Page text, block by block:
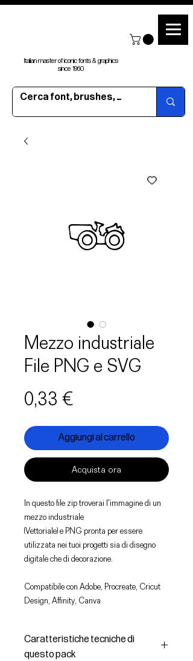
Italian master of iconic fonts & graphics
since 1960
Mezzo industriale
File PNG e SVG
0,33 €
Aggiungi al carrello
Acquista ora
In questo file zip troverai l'immagine di un
mezzo industriale
(Vettoriale) e PNG pronta per essere
utilizzata nei tuoi progetti sia di disegno
digitale che di decorazione.
Compatibile con Adobe, Procreate, Cricut
Design, Affinity, Canva
Caratteristiche tecniche di
questo pack